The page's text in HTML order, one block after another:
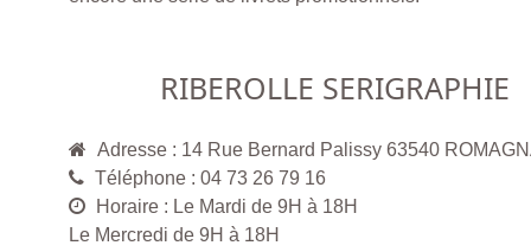
RIBEROLLE SERIGRAPHIE
Adresse : 14 Rue Bernard Palissy 63540
Téléphone : 04 73 26 79 16
Horaire : Le Mardi de 9H à 18H
Le Mercredi de 9H à 18H